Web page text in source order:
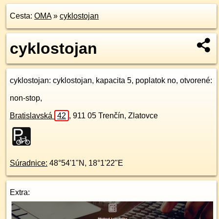
Cesta: OMA» cyklostojan
cyklostojan
cyklostojan: cyklostojan, kapacita 5, poplatok no, otvorené:
non-stop,
Bratislavská 42 , 911 05 Trenčín, Zlatovce
Súradnice: 48°54'1"N , 18°1'22"E
Extra: